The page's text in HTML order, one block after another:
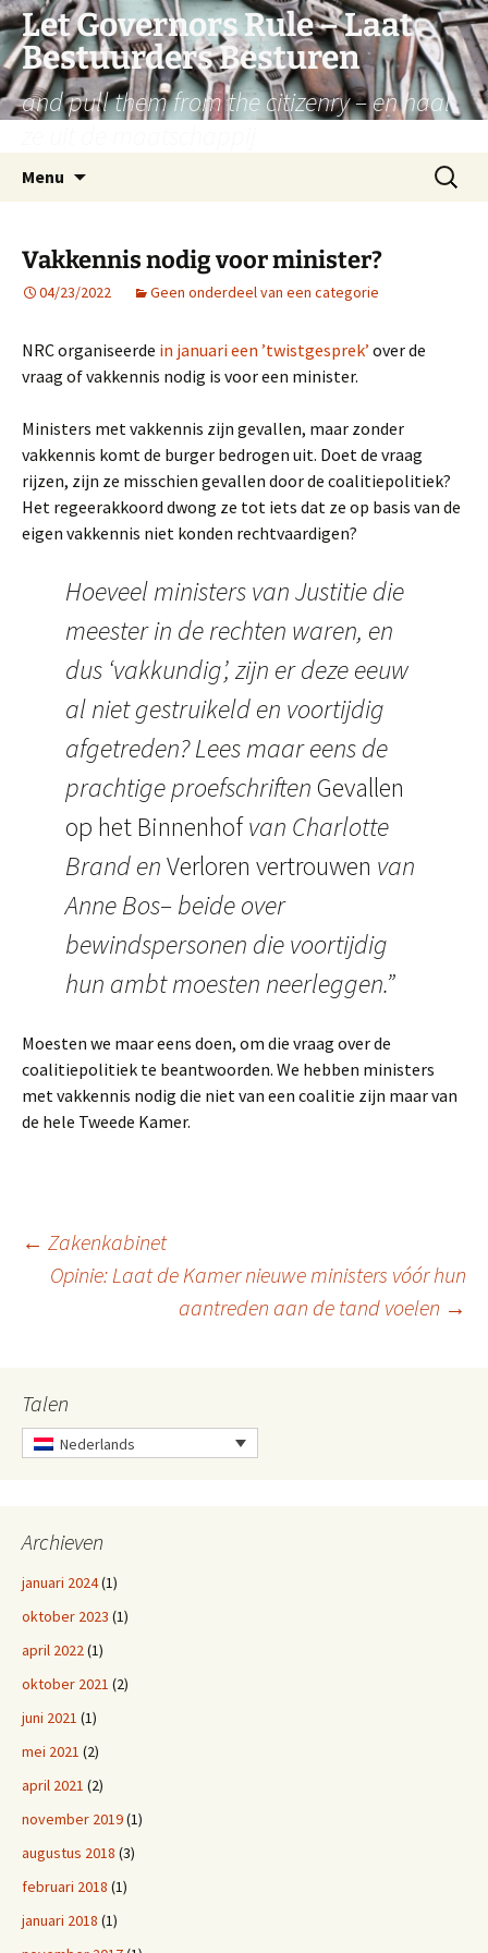
Let Governors Rule – Laat
Bestuurders Besturen
and pull them from the citizenry – en haal
Menu
inhoud
Zoeken
naar:
Vakkennis nodig voor minister?
04/23/2022 Geen onderdeel van een categorie
NRC organiseerde in januari een ’twistgesprek’ over de
vraag of vakkennis nodig is voor een minister.
Ministers met vakkennis zijn gevallen, maar zonder
vakkennis komt de burger bedrogen uit. Doet de vraag
rijzen, zijn ze misschien gevallen door de coalitiepolitiek?
Het regeerakkoord dwong ze tot iets dat ze op basis van de
eigen vakkennis niet konden rechtvaardigen?
Hoeveel ministers van Justitie die
meester in de rechten waren, en
dus ‘vakkundig’, zijn er deze eeuw
al niet gestruikeld en voortijdig
afgetreden? Lees maar eens de
prachtige proefschriftenGevallen
op het Binnenhofvan Charlotte
Brand enVerloren vertrouwen van
Anne Bos– beide over
bewindspersonen die voortijdig
hun ambt moesten neerleggen.”
Moesten we maar eens doen, om die vraag over de
coalitiepolitiek te beantwoorden. We hebben ministers
met vakkennis nodig die niet van een coalitie zijn maar van
de hele Tweede Kamer.
Berichtnavigatie
← Zakenkabinet
Opinie: Laat de Kamer nieuwe ministers vóór hun
aantreden aan de tand voelen →
Talen
Nederlands
Archieven
januari 2024(1)
oktober 2023 (1)
april 2022 (1)
oktober 2021 (2)
juni 2021 (1)
mei 2021 (2)
april 2021 (2)
november 2019(1)
augustus 2018 (3)
februari 2018 (1)
januari 2018 (1)